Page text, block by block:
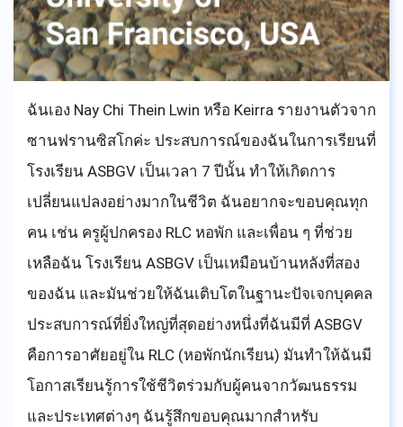
โรงเรียนเหมือนฉันในตอนนี้ก็ได้ เก็บสะสมช่วงเวลาที่
คุณมีกับเพื่อนของคุณในตอนนี้ และใช้มันอย่างมี
ประโยชน์ในทุกวินาที
สุดท้ายแต่ไม่ท้ายสุด ฉันคิดถึงน้องๆในทีมบาสเก็ตบอล
ของฉัน (Shanique, Noinah, Bua, San, Keisharna,
Julia) มาก ขอให้ทุกคนโชคดีตลอดฤดูกาลการแข่งขัน
และฝึกซ้อมให้หนัก คุณแม่ และคุณยายของคุณจะอยู่ที่
นี่เสมอ และคอยเชียร์ เป็นกำลังให้ทุกคนจากีอกฝาก
หนึ่งของโลก
ฉันเอง Nay Chi Thein Lwin หรือ Keirra รายงานตัวจาก
ซานฟรานซิสโกค่ะ ประสบการณ์ของฉันในการเรียนที่
โรงเรียน ASBGV เป็นเวลา 7 ปีนั้น ทำให้เกิดการ
เปลี่ยนแปลงอย่างมากในชีวิต ฉันอยากจะขอบคุณทุก
คน เช่น ครูผู้ปกครอง RLC หอพัก และเพื่อน ๆ ที่ช่วย
เหลือฉัน โรงเรียน ASBGV เป็นเหมือนบ้านหลังที่สอง
ของฉัน และมันช่วยให้ฉันเติบโตในฐานะปัจเจกบุคคล
ประสบการณ์ที่ยิ่งใหญ่ที่สุดอย่างหนึ่งที่ฉันมีที่ ASBGV
คือการอาศัยอยู่ใน RLC (หอพักนักเรียน) มันทำให้ฉันมี
โอกาสเรียนรู้การใช้ชีวิตร่วมกับผู้คนจากวัฒนธรรม
และประเทศต่างๆ ฉันรู้สึกขอบคุณมากสำหรับ